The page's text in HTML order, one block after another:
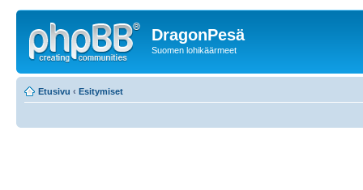
DragonPesä
Suomen lohikäärmeet
Etusivu ‹ Esitymiset